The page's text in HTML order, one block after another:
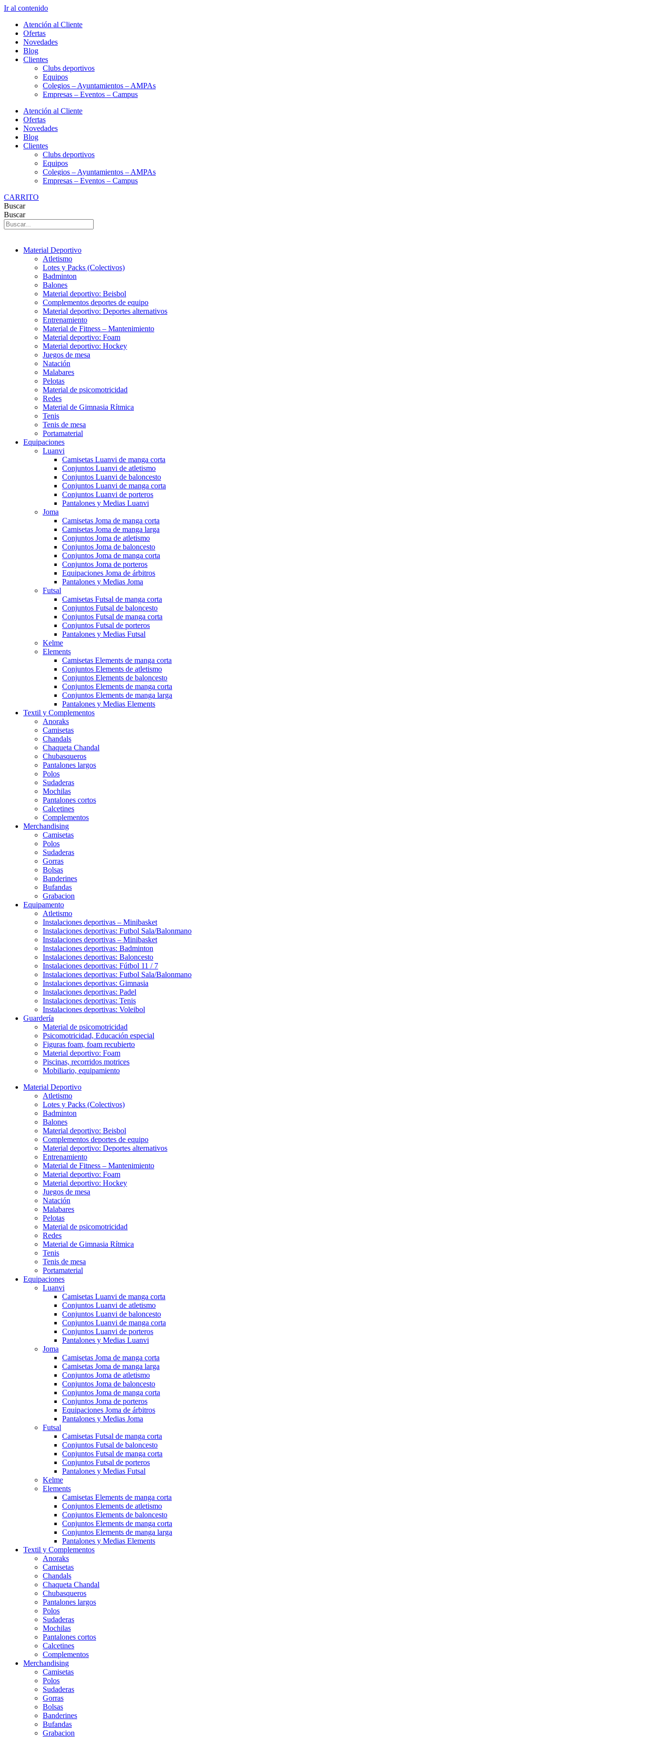
Ir al contenido
Atención al Cliente
Ofertas
Novedades
Blog
Clientes
Clubs deportivos
Equipos
Colegios – Ayuntamientos – AMPAs
Empresas – Eventos – Campus
Atención al Cliente
Ofertas
Novedades
Blog
Clientes
Clubs deportivos
Equipos
Colegios – Ayuntamientos – AMPAs
Empresas – Eventos – Campus
CARRITO
Buscar
Buscar
Material Deportivo
Atletismo
Lotes y Packs (Colectivos)
Badminton
Balones
Material deportivo: Beisbol
Complementos deportes de equipo
Material deportivo: Deportes alternativos
Entrenamiento
Material de Fitness – Mantenimiento
Material deportivo: Foam
Material deportivo: Hockey
Juegos de mesa
Natación
Malabares
Pelotas
Material de psicomotricidad
Redes
Material de Gimnasia Rítmica
Tenis
Tenis de mesa
Portamaterial
Equipaciones
Luanvi
Camisetas Luanvi de manga corta
Conjuntos Luanvi de atletismo
Conjuntos Luanvi de baloncesto
Conjuntos Luanvi de manga corta
Conjuntos Luanvi de porteros
Pantalones y Medias Luanvi
Joma
Camisetas Joma de manga corta
Camisetas Joma de manga larga
Conjuntos Joma de atletismo
Conjuntos Joma de baloncesto
Conjuntos Joma de manga corta
Conjuntos Joma de porteros
Equipaciones Joma de árbitros
Pantalones y Medias Joma
Futsal
Camisetas Futsal de manga corta
Conjuntos Futsal de baloncesto
Conjuntos Futsal de manga corta
Conjuntos Futsal de porteros
Pantalones y Medias Futsal
Kelme
Elements
Camisetas Elements de manga corta
Conjuntos Elements de atletismo
Conjuntos Elements de baloncesto
Conjuntos Elements de manga corta
Conjuntos Elements de manga larga
Pantalones y Medias Elements
Textil y Complementos
Anoraks
Camisetas
Chandals
Chaqueta Chandal
Chubasqueros
Pantalones largos
Polos
Sudaderas
Mochilas
Pantalones cortos
Calcetines
Complementos
Merchandising
Camisetas
Polos
Sudaderas
Gorras
Bolsas
Banderines
Bufandas
Grabacion
Equipamento
Atletismo
Instalaciones deportivas – Minibasket
Instalaciones deportivas: Futbol Sala/Balonmano
Instalaciones deportivas – Minibasket
Instalaciones deportivas: Badminton
Instalaciones deportivas: Baloncesto
Instalaciones deportivas: Fútbol 11 / 7
Instalaciones deportivas: Futbol Sala/Balonmano
Instalaciones deportivas: Gimnasia
Instalaciones deportivas: Padel
Instalaciones deportivas: Tenis
Instalaciones deportivas: Voleibol
Guardería
Material de psicomotricidad
Psicomotricidad, Educación especial
Figuras foam, foam recubierto
Material deportivo: Foam
Piscinas, recorridos motrices
Mobiliario, equipamiento
Material Deportivo
Atletismo
Lotes y Packs (Colectivos)
Badminton
Balones
Material deportivo: Beisbol
Complementos deportes de equipo
Material deportivo: Deportes alternativos
Entrenamiento
Material de Fitness – Mantenimiento
Material deportivo: Foam
Material deportivo: Hockey
Juegos de mesa
Natación
Malabares
Pelotas
Material de psicomotricidad
Redes
Material de Gimnasia Rítmica
Tenis
Tenis de mesa
Portamaterial
Equipaciones
Luanvi
Camisetas Luanvi de manga corta
Conjuntos Luanvi de atletismo
Conjuntos Luanvi de baloncesto
Conjuntos Luanvi de manga corta
Conjuntos Luanvi de porteros
Pantalones y Medias Luanvi
Joma
Camisetas Joma de manga corta
Camisetas Joma de manga larga
Conjuntos Joma de atletismo
Conjuntos Joma de baloncesto
Conjuntos Joma de manga corta
Conjuntos Joma de porteros
Equipaciones Joma de árbitros
Pantalones y Medias Joma
Futsal
Camisetas Futsal de manga corta
Conjuntos Futsal de baloncesto
Conjuntos Futsal de manga corta
Conjuntos Futsal de porteros
Pantalones y Medias Futsal
Kelme
Elements
Camisetas Elements de manga corta
Conjuntos Elements de atletismo
Conjuntos Elements de baloncesto
Conjuntos Elements de manga corta
Conjuntos Elements de manga larga
Pantalones y Medias Elements
Textil y Complementos
Anoraks
Camisetas
Chandals
Chaqueta Chandal
Chubasqueros
Pantalones largos
Polos
Sudaderas
Mochilas
Pantalones cortos
Calcetines
Complementos
Merchandising
Camisetas
Polos
Sudaderas
Gorras
Bolsas
Banderines
Bufandas
Grabacion